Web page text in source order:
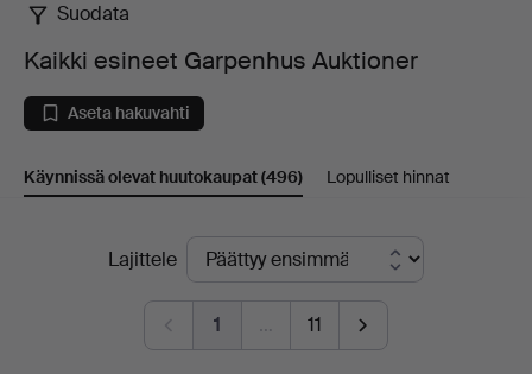
Kaikki
esineet
Garpenhus
Auktioner
Suodata
Kaikki esineet Garpenhus Auktioner
Aseta hakuvahti
Käynnissä olevat huutokaupat(496) Lopulliset hinnat
Käynnissä
huutokaupat
Lajittele
1 … 11